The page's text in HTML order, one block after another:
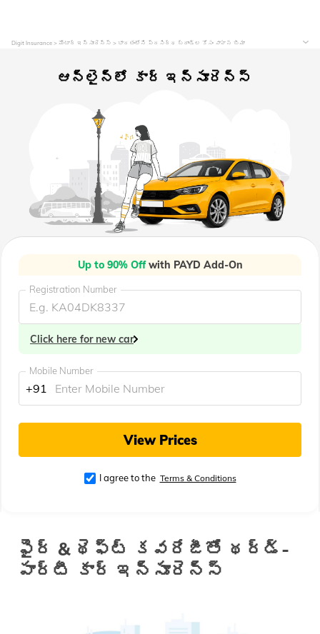
Digit Insurance మోటార్​ ఇన్సూరెన్స్ భారతంలోని ప్రసిద్ధ బ్రాండ్‌ల కోసం వాహన బీమా
ఆన్లైన్లో కార్ ఇన్సూరెన్స్
Up to 90% Offwith PAYD Add-On
Registration Number
Click here for new car
+91
Mobile Number
View Prices
I agree to the Terms & Conditions
ఫైర్ & థెఫ్ట్ కవరేజీతో థర్డ్-
పార్టీ కార్ ఇన్సూరెన్స్